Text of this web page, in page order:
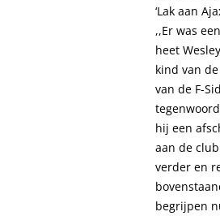
‘Lak aan
,,Er was
heet
kind van
van de F-
hij een
aan de
verder en
begrijpen